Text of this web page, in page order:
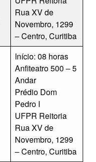
Rua XV de
Novembro, 1299
– Centro, Curitiba
Início: 08 horas
Anfiteatro 500 – 5
Andar
Prédio Dom
Pedro I
UFPR Reitoria
Rua XV de
Novembro, 1299
– Centro, Curitiba